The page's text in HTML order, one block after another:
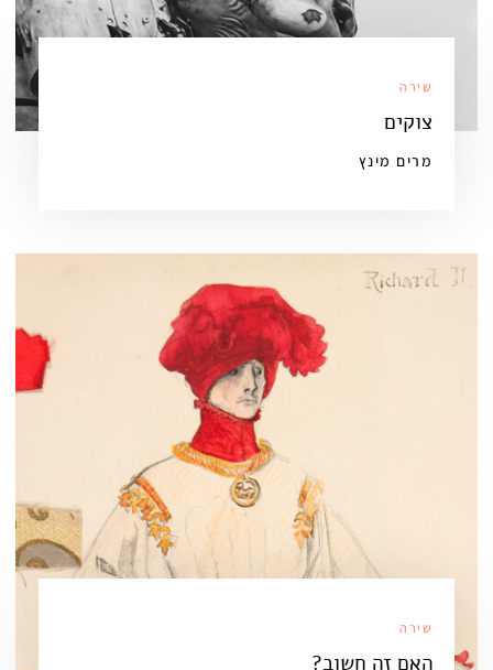
שירה
צוקים
מרים מינץ
שירה
האם זה חשוב?